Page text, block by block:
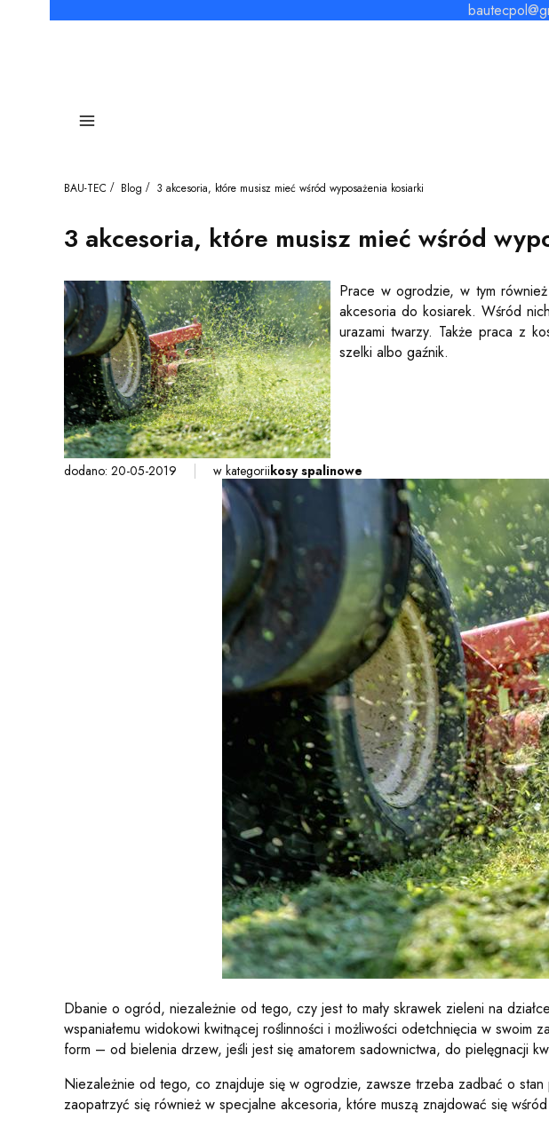
Menu
BAU-TEC Blog 3 akcesoria, które musisz mieć wśród wyposażenia kosiarki
3 akcesoria, które musisz mieć wśród
Prace w ogrodzie, w tym
akcesoria do kosiarek. Wśród
urazami twarzy. Także praca z
szelki albo gaźnik.
dodano: 20-05-2019 w kategoriikosy spalinowe
Dbanie o ogród, niezależnie od tego, czy jest to mały skrawek zieleni na
wspaniałemu widokowi kwitnącej roślinności i możliwości odetchnięcia w
form – od bielenia drzew, jeśli jest się amatorem sadownictwa, do pielęgnacji
Niezależnie od tego, co znajduje się w ogrodzie, zawsze trzeba zadbać o
zaopatrzyć się również w specjalne akcesoria, które muszą znajdować się